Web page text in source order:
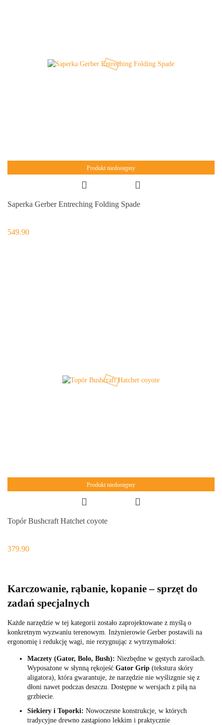
Produkt niedostępny
Saperka Gerber Entreching Folding Spade
549.90
Produkt niedostępny
Topór Bushcraft Hatchet coyote
379.90
Karczowanie, rąbanie, kopanie – sprzęt do
zadań specjalnych
Każde narzędzie w tej kategorii zostało zaprojektowane z myślą o
konkretnym wyzwaniu terenowym. Inżynierowie Gerber postawili na
ergonomię i redukcję wagi, nie rezygnując z wytrzymałości:
Maczety (Gator, Bolo, Bush): Niezbędne w gęstych zaroślach.
Wyposażone w słynną rękojeść Gator Grip (tekstura skóry
aligatora), która gwarantuje, że narzędzie nie wyślizgnie się z
dłoni nawet podczas deszczu. Dostępne w wersjach z piłą na
grzbiecie.
Siekiery i Toporki: Nowoczesne konstrukcje, w których
tradycyjne drewno zastąpiono lekkim i praktycznie